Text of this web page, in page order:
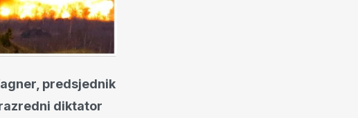
predsjednik
diktator